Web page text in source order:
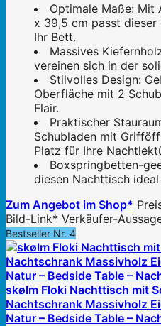
Optimale Maße: Mit
x 39,5 cm passt
Ihr Bett.
Massives
vereinen sich in der
Stilvolles Design:
Oberfläche mit 2
Flair.
Praktischer
Schubladen mit
Platz für Ihre
Boxspringbetten-
diesen Nachttisch
Zum Angebot im Shop*
Bild-Link* Verkäufer-
Bestseller Nr. 4
skølm Floki Nachttisch mit
Nachtschrank Massivholz
Natur – Bedside Table –